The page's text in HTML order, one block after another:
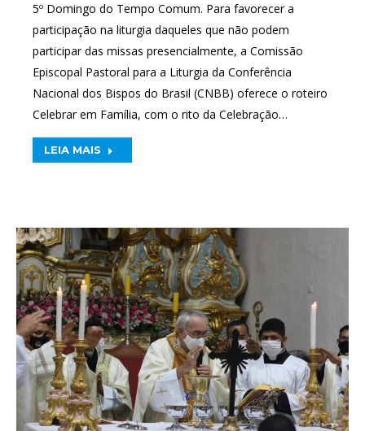
5º Domingo do Tempo Comum. Para favorecer a
participação na liturgia daqueles que não podem
participar das missas presencialmente, a Comissão
Episcopal Pastoral para a Liturgia da Conferência
Nacional dos Bispos do Brasil (CNBB) oferece o roteiro
Celebrar em Família, com o rito da Celebração…
LEIA MAIS